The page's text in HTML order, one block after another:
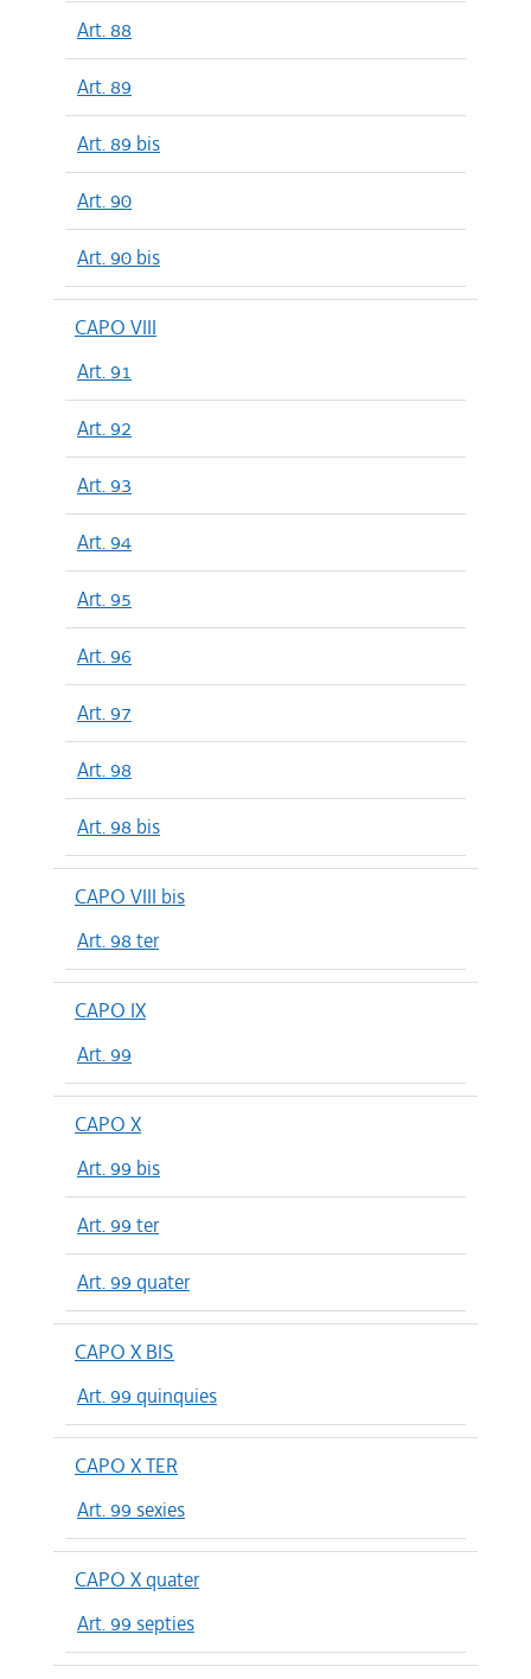
Art. 88
Art. 89
Art. 89 bis
Art. 90
Art. 90 bis
CAPO VIII
Art. 91
Art. 92
Art. 93
Art. 94
Art. 95
Art. 96
Art. 97
Art. 98
Art. 98 bis
CAPO VIII bis
Art. 98 ter
CAPO IX
Art. 99
CAPO X
Art. 99 bis
Art. 99 ter
Art. 99 quater
CAPO X BIS
Art. 99 quinquies
CAPO X TER
Art. 99 sexies
CAPO X quater
Art. 99 septies